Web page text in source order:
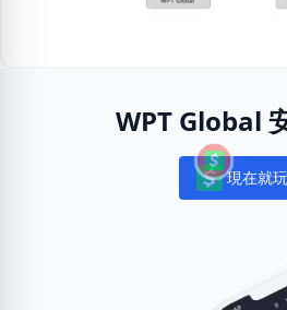
WPT Global
Notifications
現在就玩